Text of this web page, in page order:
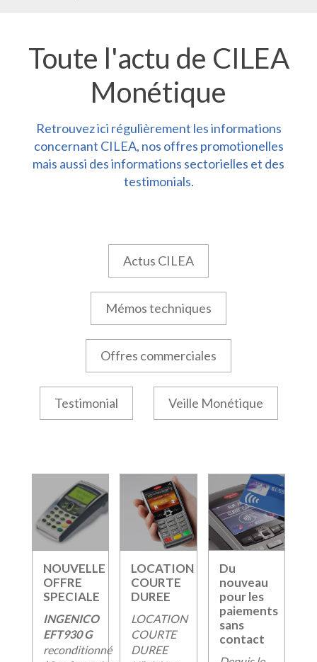
Toute l'actu de CILEA
Monétique
Retrouvez ici régulièrement les informations
concernant CILEA, nos offres promotionelles
mais aussi des informations sectorielles et des
testimonials.
Actus CILEA
Mémos techniques
Offres commerciales
Testimonial Veille Monétique
NOUVELLE
OFFRE
SPECIALE
INGENICO
EFT930 G
reconditionné
LOCATION
COURTE
DUREE
LOCATION
COURTE
DUREE
Du
nouveau
pour les
paiements
sans
contact